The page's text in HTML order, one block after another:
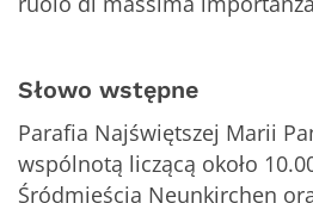
Słowo wstępne
Parafia Najświętszej Marii
wspólnotą liczącą około
Śródmieścia Neunkirchen